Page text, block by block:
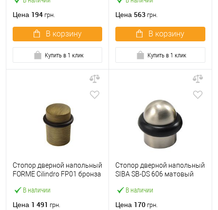
Цена 194 грн.
В корзину
Купить в 1 клик
Цена 563 грн.
В корзину
Купить в 1 клик
В наличии
Стопор дверной напольный
FORME Cilindro FP01 бронза
Цена 1 491 грн.
В наличии
Стопор дверной напольный
SIBA SB-DS 606 матовый
Цена 170 грн.